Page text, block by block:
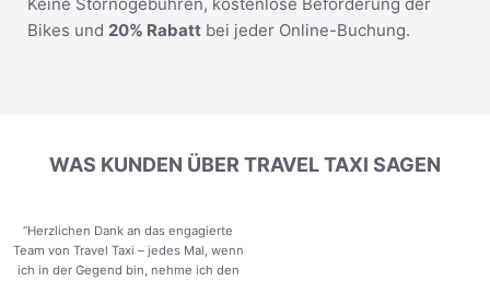
Bikes und 20% Rabatt bei jeder Online-Buchung.
WAS KUNDEN ÜBER TRAVEL TAXI SAGEN
“Herzlichen Dank an das engagierte
Team von Travel Taxi – jedes Mal, wenn
ich in der Gegend bin, nehme ich den